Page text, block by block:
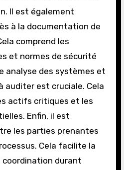
Il est également
à la documentation de
comprend les
et normes de sécurité
analyse des systèmes et
auditer est cruciale. Cela
actifs critiques et les
Enfin, il est
les parties prenantes
Cela facilite la
durant